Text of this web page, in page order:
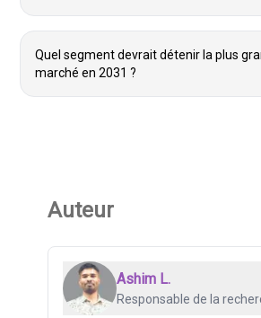
Quel segment devrait détenir la plus
marché en 2031 ?
Auteur
Ashim L.
Responsable de la